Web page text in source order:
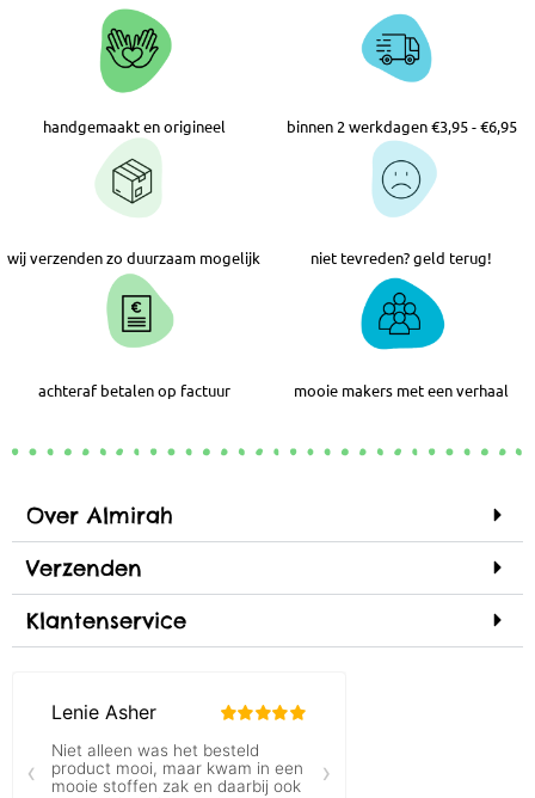
handgemaakt en origineel binnen 2 werkdagen €3,95 - €6,95
wij verzenden zo duurzaam mogelijk niet tevreden? geld terug!
achteraf betalen op factuur mooie makers met een verhaal
Over Almirah
Verzenden
Klantenservice